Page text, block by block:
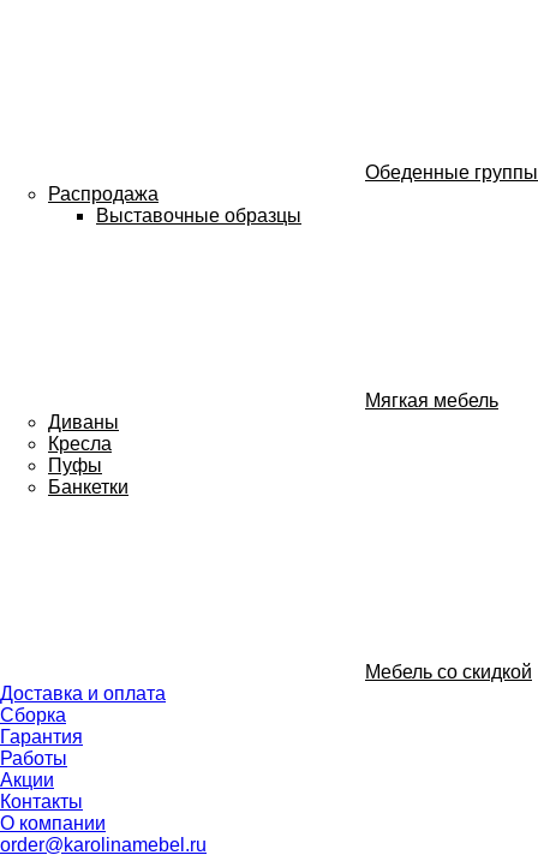
Обеденные группы
Распродажа
Выставочные образцы
Мягкая мебель
Диваны
Кресла
Пуфы
Банкетки
Мебель со скидкой
Доставка и оплата
Сборка
Гарантия
Работы
Акции
Контакты
О компании
order@karolinamebel.ru